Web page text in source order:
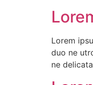
Lorem
duo ne
ne